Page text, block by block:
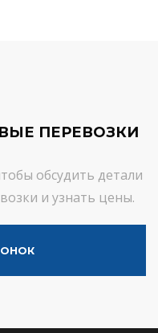
ПЕРЕВОЗКИ
обсудить детали
и узнать цены.